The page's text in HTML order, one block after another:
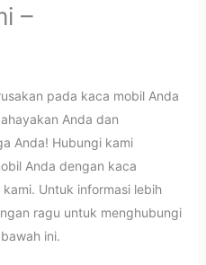
–
pada kaca mobil Anda
Anda dan
Anda! Hubungi kami
Anda dengan kaca
Untuk informasi lebih
ragu untuk menghubungi
ini.